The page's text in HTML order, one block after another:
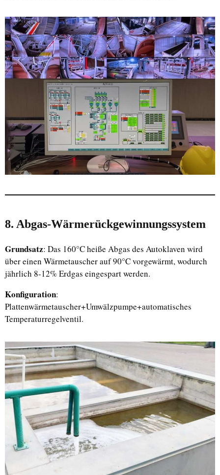
8. Abgas-Wärmerückgewinnungssystem
Grundsatz: Das 160°C heiße Abgas des Autoklaven wird
über einen Wärmetauscher auf 90°C vorgewärmt, wodurch
jährlich 8-12% Erdgas eingespart werden.
Konfiguration:
Plattenwärmetauscher+Umwälzpumpe+automatisches
Temperaturregelventil.